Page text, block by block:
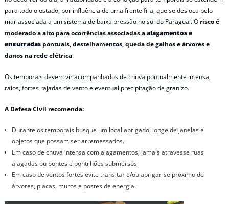
para todo o estado, por influência de uma frente fria, que se desloca pelo
mar associada a um sistema de baixa pressão no sul do Paraguai. O risco é
moderado a alto para ocorrências associadas aalagamentos e
enxurradas pontuais, destelhamentos, queda de galhos e árvores e
danos na rede elétrica.
Os temporais devem vir acompanhados de chuva pontualmente intensa,
raios, fortes rajadas de vento e eventual precipitação de granizo.
A Defesa Civil recomenda:
Durante os temporais busque um local abrigado, longe de janelas e
objetos que possam ser arremessados.
Em caso de chuva intensa com alagamentos, jamais atravesse ruas
alagadas ou pontes e pontilhões submersos.
Em caso de ventos fortes evite transitar e/ou abrigar-se próximo de
árvores, placas, muros e postes de energia.